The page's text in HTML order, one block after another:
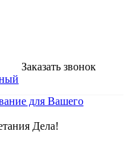
Заказать звонок
Дела!